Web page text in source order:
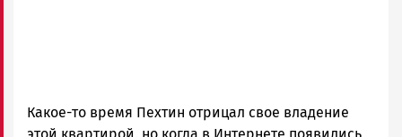
Какое-то время Пехтин отрицал свое владение